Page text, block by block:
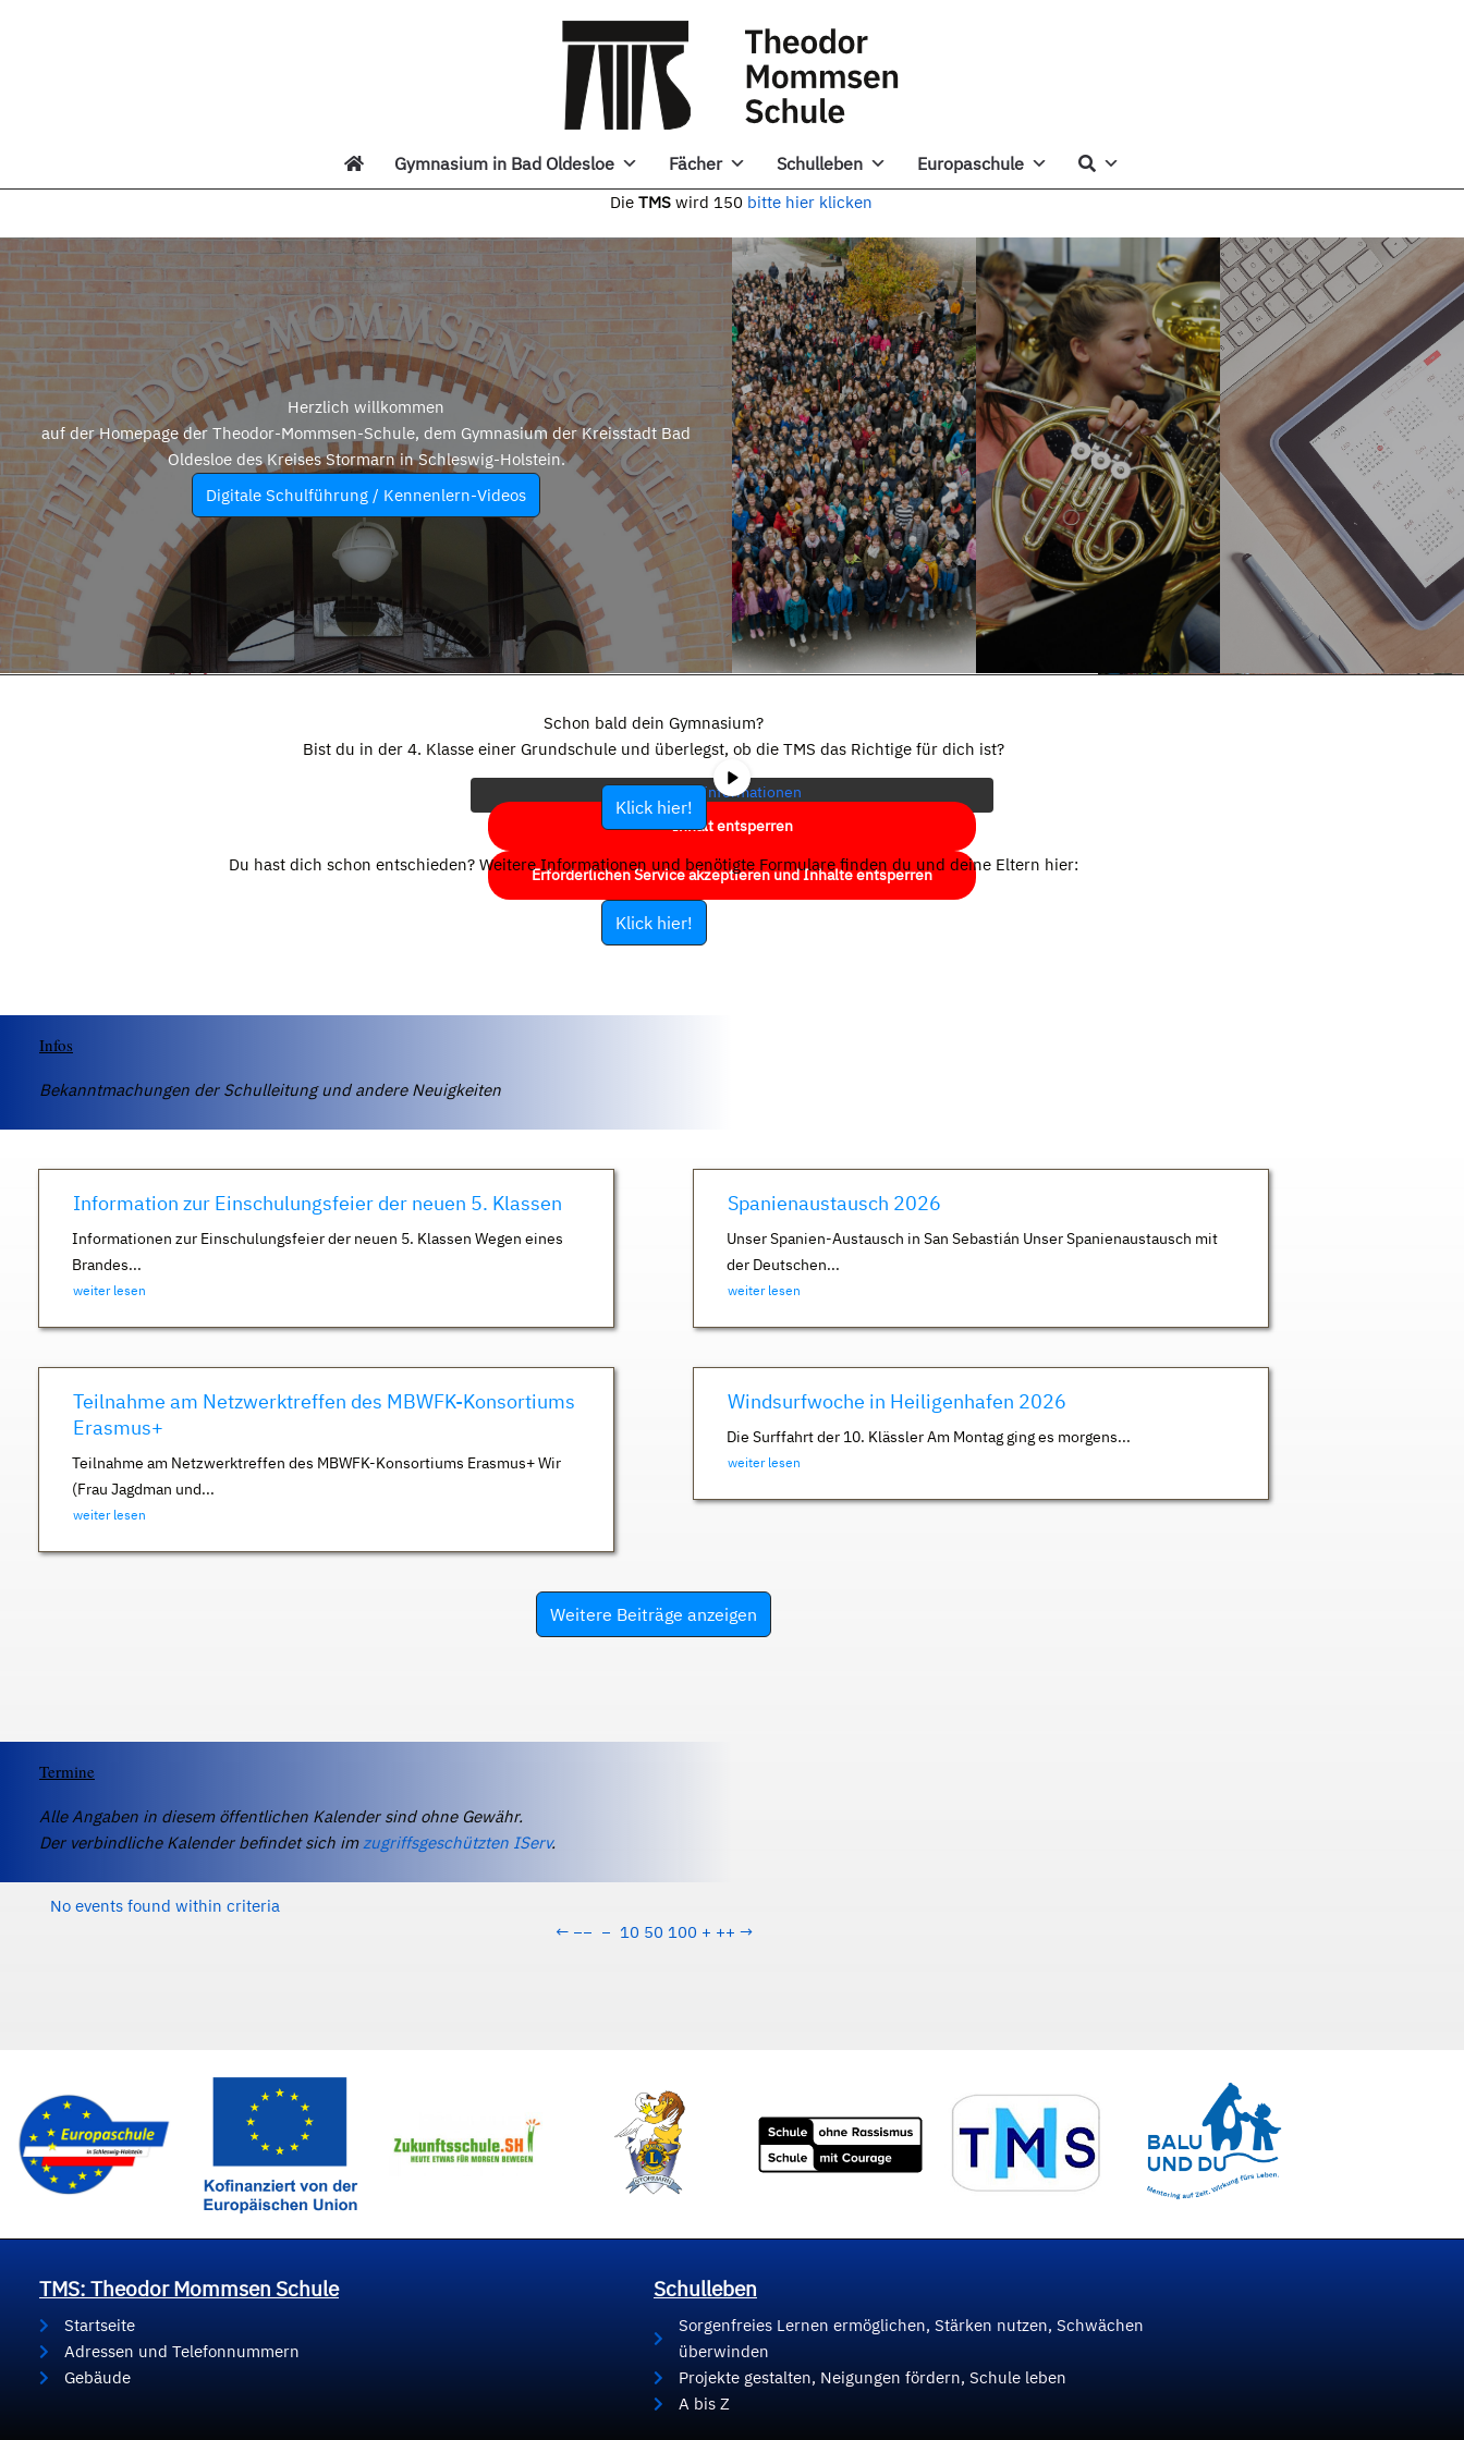
Gymnasium in Bad Oldesloe Fächer Schulleben Europaschule
Die TMS wird 150 bitte hier klicken
Herzlich willkommen
auf der Homepage der Theodor-Mommsen-Schule, dem Gymnasium der Kreisstadt Bad
Oldesloe des Kreises Stormarn in Schleswig-Holstein.
Digitale Schulführung / Kennenlern-Videos
eigentlichen Inhalt zuzugreifen, klicken Sie auf die Schaltfläche unten.
Bitte beachten Sie, dass dabei Daten an Drittanbieter weitergegeben
werden.
Mehr Informationen
Inhalt entsperren
Erforderlichen Service akzeptieren und Inhalte entsperren
Schon bald dein Gymnasium?
Bist du in der 4. Klasse einer Grundschule und überlegst, ob die TMS das Richtige für dich ist?
Klick hier!
Du hast dich schon entschieden? Weitere Informationen und benötigte Formulare finden du und deine Eltern hier:
Klick hier!
Infos
Bekanntmachungen der Schulleitung und andere Neuigkeiten
Information zur Einschulungsfeier der neuen 5. Klassen
Informationen zur Einschulungsfeier der neuen 5. Klassen Wegen eines
Brandes...
weiter lesen
Spanienaustausch 2026
Unser Spanien-Austausch in San Sebastián Unser Spanienaustausch mit
der Deutschen...
weiter lesen
Teilnahme am Netzwerktreffen des MBWFK-Konsortiums
Erasmus+
Teilnahme am Netzwerktreffen des MBWFK-Konsortiums Erasmus+ Wir
(Frau Jagdman und...
weiter lesen
Windsurfwoche in Heiligenhafen 2026
Die Surffahrt der 10. Klässler Am Montag ging es morgens...
weiter lesen
Weitere Beiträge anzeigen
Termine
Alle Angaben in diesem öffentlichen Kalender sind ohne Gewähr.
Der verbindliche Kalender befindet sich imzugriffsgeschützten IServ.
No events found within criteria
← −− − 10 50 100 + ++ →
TMS: Theodor Mommsen Schule
Startseite
Adressen und Telefonnummern
Gebäude
Schulleben
Sorgenfreies Lernen ermöglichen, Stärken nutzen, Schwächen
überwinden
Projekte gestalten, Neigungen fördern, Schule leben
A bis Z